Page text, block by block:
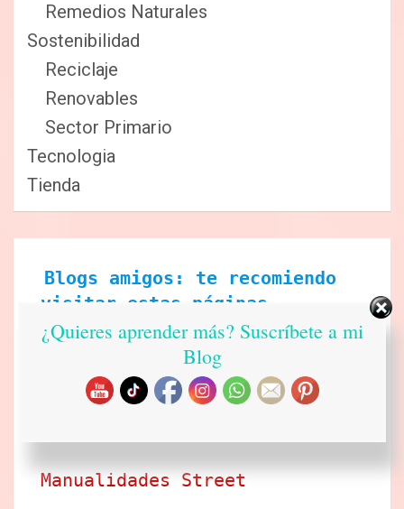
Remedios Naturales
Sostenibilidad
Reciclaje
Renovables
Sector Primario
Tecnologia
Tienda
Blogs amigos: te recomiendo
visitar estas páginas
Ecobrisa Manualidades
Arte en tus manos con Lili y
Manualidades Street
¿Quieres aprender más? Suscríbete a mi
Blog